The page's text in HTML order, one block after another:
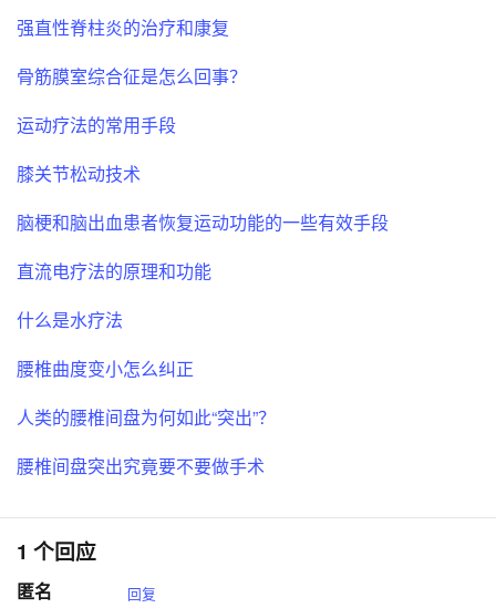
强直性脊柱炎的治疗和康复
骨筋膜室综合征是怎么回事？
运动疗法的常用手段
膝关节松动技术
脑梗和脑出血患者恢复运动功能的一些有效手段
直流电疗法的原理和功能
什么是水疗法
腰椎曲度变小怎么纠正
人类的腰椎间盘为何如此“突出”？
腰椎间盘突出究竟要不要做手术
1 个回应
匿名 回复